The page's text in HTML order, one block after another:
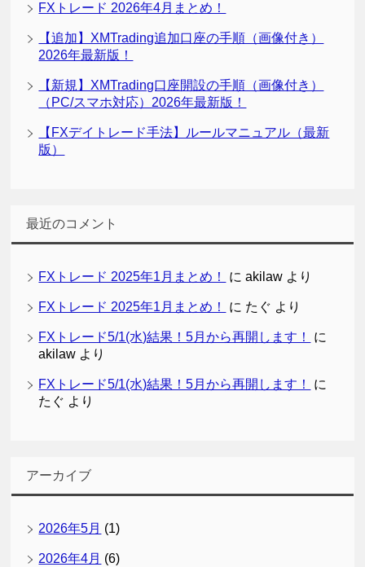
FXトレード 2026年4月まとめ！
【追加】XMTrading追加口座の手順（画像付き）
2026年最新版！
【新規】XMTrading口座開設の手順（画像付き）
（PC/スマホ対応）2026年最新版！
【FXデイトレード手法】ルールマニュアル（最新
版）
最近のコメント
FXトレード 2025年1月まとめ！ にakilaw より
FXトレード 2025年1月まとめ！ に たぐ より
FXトレード5/1(水)結果！5月から再開します！
に
akilaw より
FXトレード5/1(水)結果！5月から再開します！
に
たぐ より
アーカイブ
2026年5月 (1)
2026年4月 (6)